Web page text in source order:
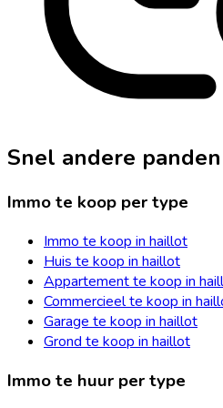
Snel andere
Immo te koop per type
Immo te koop in haillot
Huis te koop in haillot
Appartement te koop in
Commercieel te koop in
Garage te koop in haillot
Grond te koop in haillot
Immo te huur per type